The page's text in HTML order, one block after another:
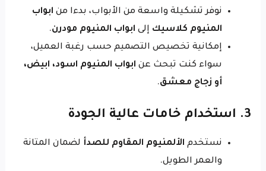
نوفر تشكيلة واسعة من الأبواب، بدءا من ابواب
المنيوم كلاسيك إلى ابواب المنيوم مودرن.
إمكانية تخصيص التصميم حسب رغبة العميل،
سواء كنت تبحث عن ابواب المنيوم اسود، ابيض،
أو زجاج معشق.
3. استخدام خامات عالية الجودة
نستخدم الألمنيوم المقاوم للصدأ لضمان المتانة
والعمر الطويل.